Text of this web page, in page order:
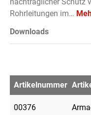
Rohrleitungen im…
Downloads
Artikelnummer
00376